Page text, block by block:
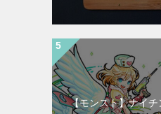
【モンスト】ナイ